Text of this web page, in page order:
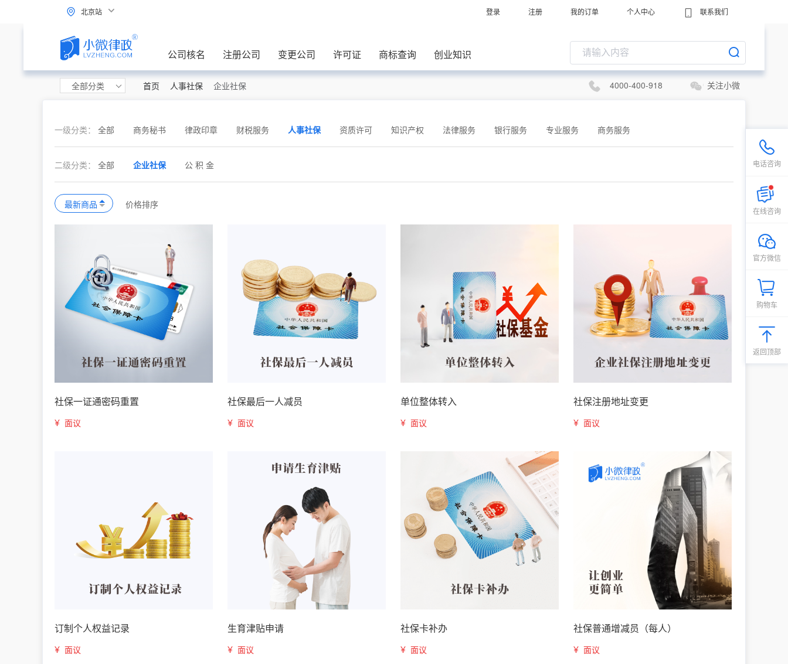
北京站 登录 注册 我的订单 个人中心 联系我们
公司核名 注册公司 变更公司 许可证 商标查询 创业知识
全部分类 首页 人事社保 企业社保 4000-400-918 关注小微
一级分类： 全部 商务秘书 律政印章 财税服务 人事社保 资质许可 知识产权 法律服务 银行服务 专业服务 商务服务
二级分类： 全部 企业社保 公 积 金
最新商品 价格排序
社保一证通密码重置
¥ 面议
社保最后一人减员
¥ 面议
单位整体转入
¥ 面议
社保注册地址变更
¥ 面议
订制个人权益记录
¥ 面议
生育津贴申请
¥ 面议
社保卡补办
¥ 面议
社保普通增减员（每人）
¥ 面议
电话咨询
在线咨询
官方微信
购物车
返回顶部